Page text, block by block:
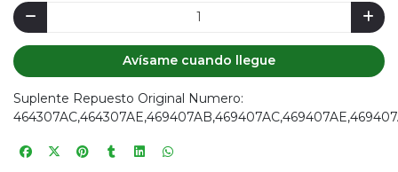
Avísame cuando llegue
Suplente Repuesto Original Numero: